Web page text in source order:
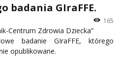
badania GIraFFE.
165
Centrum Zdrowia Dziecka”
badanie GIraFFE, którego
opublikowane.